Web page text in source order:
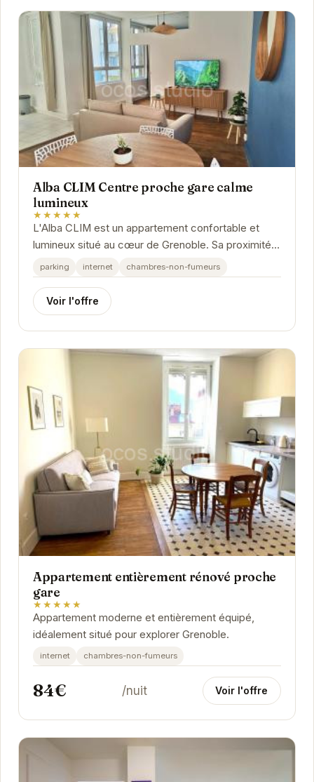
Alba CLIM Centre proche gare calme
lumineux
★★★★★
L'Alba CLIM est un appartement confortable et
lumineux situé au cœur de Grenoble. Sa proximité
avec la gare en fait un choix idéal pour les...
parking internet chambres-non-fumeurs
Voir l'offre
Appartement entièrement rénové proche
gare
★★★★★
Appartement moderne et entièrement équipé,
idéalement situé pour explorer Grenoble.
internet chambres-non-fumeurs
84€ /nuit Voir l'offre